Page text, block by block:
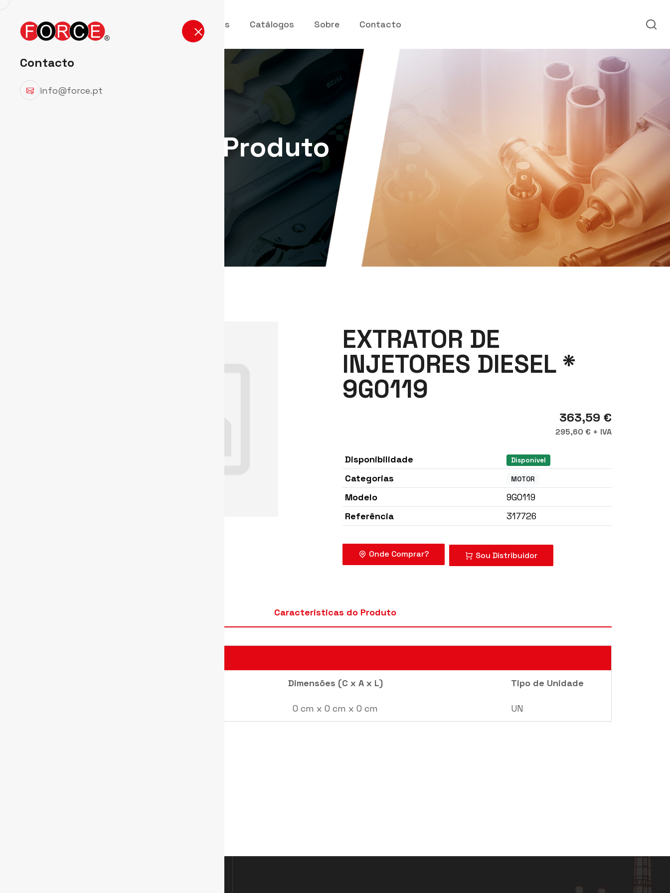
Produtos Catálogos Sobre Contacto
Contacto
info@force.pt
Detalhes do Produto
EXTRATOR DE
INJETORES DIESEL *
9G0119
363,59 €
295,60 € + IVA
Disponibilidade Disponível
Categorias MOTOR
Modelo
9G0119
Referência
317726
Caracteristicas do Produto
Dimensões (C x A x L) Tipo de Unidade
0 cm x 0 cm x 0 cm UN